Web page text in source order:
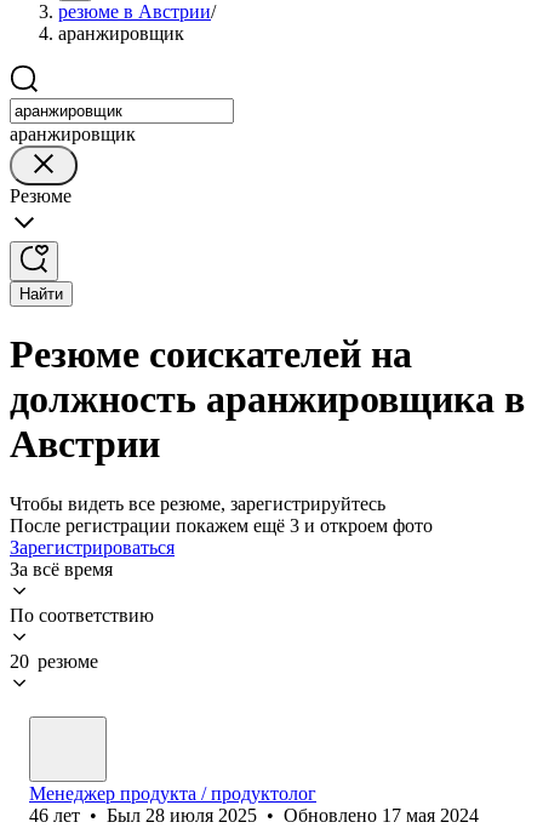
резюме в Австрии/
аранжировщик
аранжировщик
Резюме
Найти
Резюме соискателей на
должность аранжировщика в
Австрии
Чтобы видеть все резюме, зарегистрируйтесь
После регистрации покажем ещё 3 и откроем фото
Зарегистрироваться
За всё время
По соответствию
20 резюме
Менеджер продукта / продуктолог
46 лет • Был 28 июля 2025 • Обновлено 17 мая 2024